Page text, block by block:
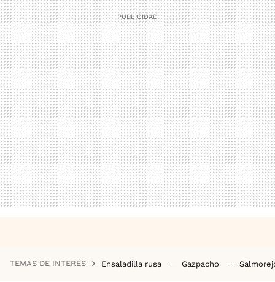
TEMAS DE INTERÉS Ensaladilla rusa Gazpacho